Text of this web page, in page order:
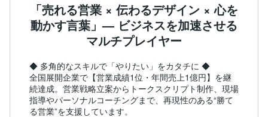
「売れる営業 × 伝わるデザイン × 心を
動かす言葉」— ビジネスを加速させる
マルチプレイヤー
◆ 多角的なスキルで「やりたい」をカタチに ◆
全国展開企業で【営業成績1位・年間売上1億円】を継
続達成。営業戦略立案からトークスクリプト制作、現場
指導やパーソナルコーチングまで、再現性のある“勝て
る営業”を支援しています。